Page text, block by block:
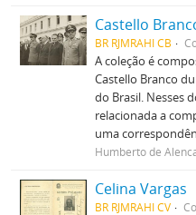
Castello
BR RJMRAHI CB
A coleção é
Castello Branco
do Brasil. Nesses
relacionada a
uma
Humberto de
Celina Vargas
BR RJMRAHI CV